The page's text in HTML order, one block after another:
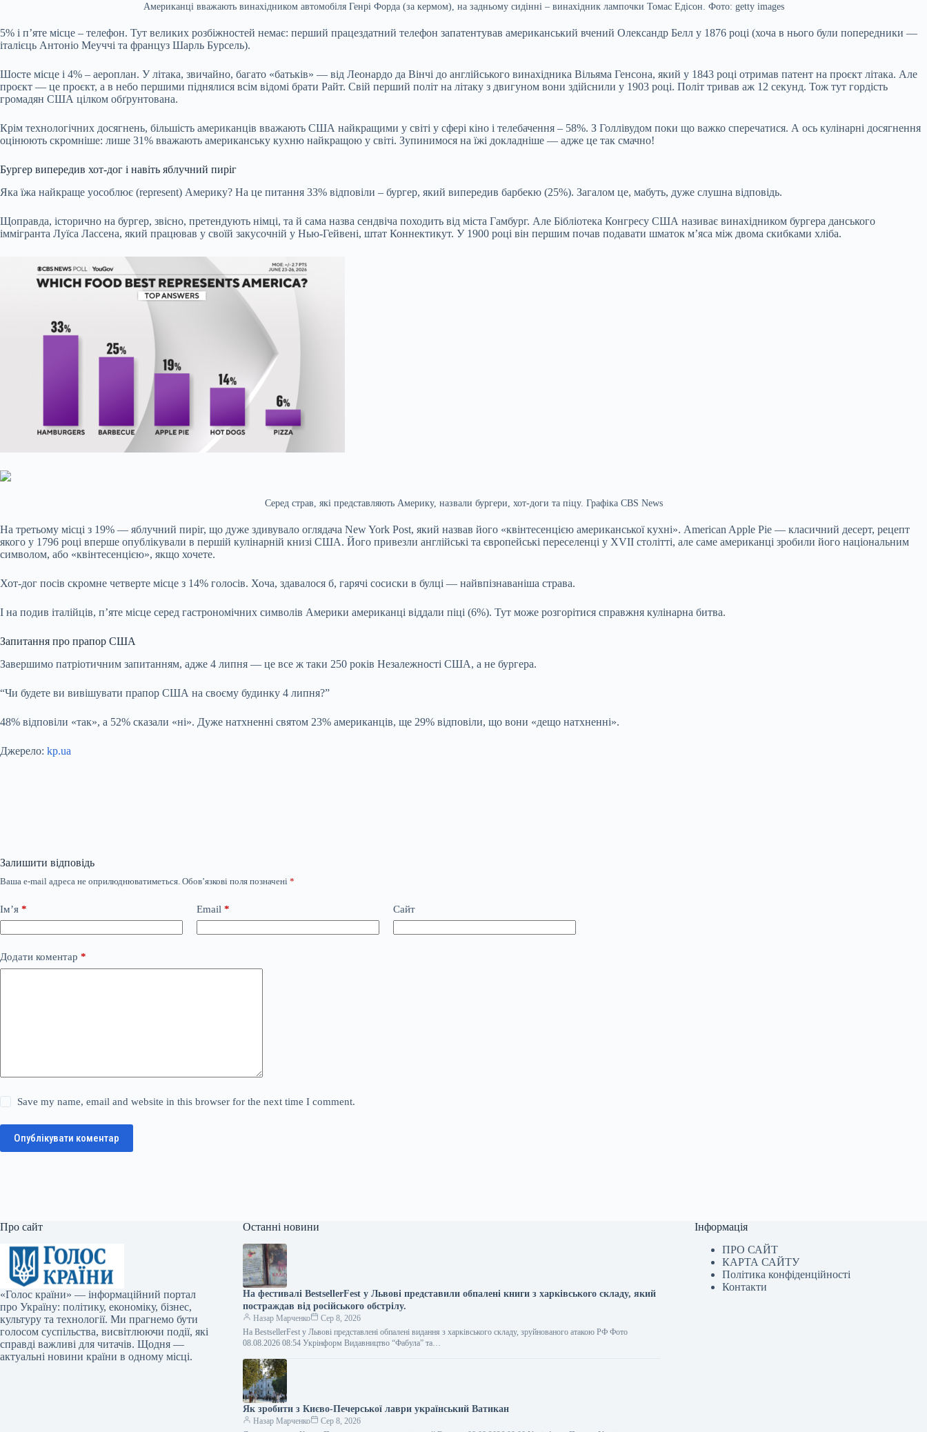
Американці вважають винахідником автомобіля Генрі Форда (за кермом), на задньому сидінні – винахідник лампочки Томас Едісон. Фото: getty images
5% і п’яте місце – телефон. Тут великих розбіжностей немає: перший працездатний телефон запатентував американський вчений Олександр Белл у 1876 році (хоча в нього були попередники —
італієць Антоніо Меуччі та француз Шарль Бурсель).
Шосте місце і 4% – аероплан. У літака, звичайно, багато «батьків» — від Леонардо да Вінчі до англійського винахідника Вільяма Генсона, який у 1843 році отримав патент на проєкт літака. Але
проєкт — це проєкт, а в небо першими піднялися всім відомі брати Райт. Свій перший політ на літаку з двигуном вони здійснили у 1903 році. Політ тривав аж 12 секунд. Тож тут гордість
громадян США цілком обґрунтована.
Крім технологічних досягнень, більшість американців вважають США найкращими у світі у сфері кіно і телебачення – 58%. З Голлівудом поки що важко сперечатися. А ось кулінарні досягнення
оцінюють скромніше: лише 31% вважають американську кухню найкращою у світі. Зупинимося на їжі докладніше — адже це так смачно!
Бургер випередив хот-дог і навіть яблучний пиріг
Яка їжа найкраще уособлює (represent) Америку? На це питання 33% відповіли – бургер, який випередив барбекю (25%). Загалом це, мабуть, дуже слушна відповідь.
Щоправда, історично на бургер, звісно, претендують німці, та й сама назва сендвіча походить від міста Гамбург. Але Бібліотека Конгресу США називає винахідником бургера данського
іммігранта Луїса Лассена, який працював у своїй закусочній у Нью-Гейвені, штат Коннектикут. У 1900 році він першим почав подавати шматок м’яса між двома скибками хліба.
Серед страв, які представляють Америку, назвали бургери, хот-доги та піцу. Графіка CBS News
На третьому місці з 19% — яблучний пиріг, що дуже здивувало оглядача New York Post, який назвав його «квінтесенцією американської кухні». American Apple Pie — класичний десерт, рецепт
якого у 1796 році вперше опублікували в першій кулінарній книзі США. Його привезли англійські та європейські переселенці у XVII столітті, але саме американці зробили його національним
символом, або «квінтесенцією», якщо хочете.
Хот-дог посів скромне четверте місце з 14% голосів. Хоча, здавалося б, гарячі сосиски в булці — найвпізнаваніша страва.
І на подив італійців, п’яте місце серед гастрономічних символів Америки американці віддали піці (6%). Тут може розгорітися справжня кулінарна битва.
Запитання про прапор США
Завершимо патріотичним запитанням, адже 4 липня — це все ж таки 250 років Незалежності США, а не бургера.
“Чи будете ви вивішувати прапор США на своєму будинку 4 липня?”
48% відповіли «так», а 52% сказали «ні». Дуже натхненні святом 23% американців, ще 29% відповіли, що вони «дещо натхненні».
Джерело: kp.ua
Залишити відповідь
Ваша e-mail адреса не оприлюднюватиметься. Обов’язкові поля позначені *
Ім’я * Email * Сайт
Додати коментар *
Save my name, email and website in this browser for the next time I comment.
Опублікувати коментар
Про сайт
«Голос країни» — інформаційний портал
про Україну: політику, економіку, бізнес,
культуру та технології. Ми прагнемо бути
голосом суспільства, висвітлюючи події, які
справді важливі для читачів. Щодня —
актуальні новини країни в одному місці.
Останні новини
На фестивалі BestsellerFest у Львові представили обпалені книги з харківського складу, який
постраждав від російського обстрілу.
Назар Марченко
Сер 8, 2026
На BestsellerFest у Львові представлені обпалені видання з харківського складу, зруйнованого атакою РФ Фото
08.08.2026 08:54 Укрінформ Видавництво “Фабула” та…
Як зробити з Києво-Печерської лаври український Ватикан
Назар Марченко
Сер 8, 2026
Інформація
ПРО САЙТ
КАРТА САЙТУ
Політика конфіденційності
Контакти